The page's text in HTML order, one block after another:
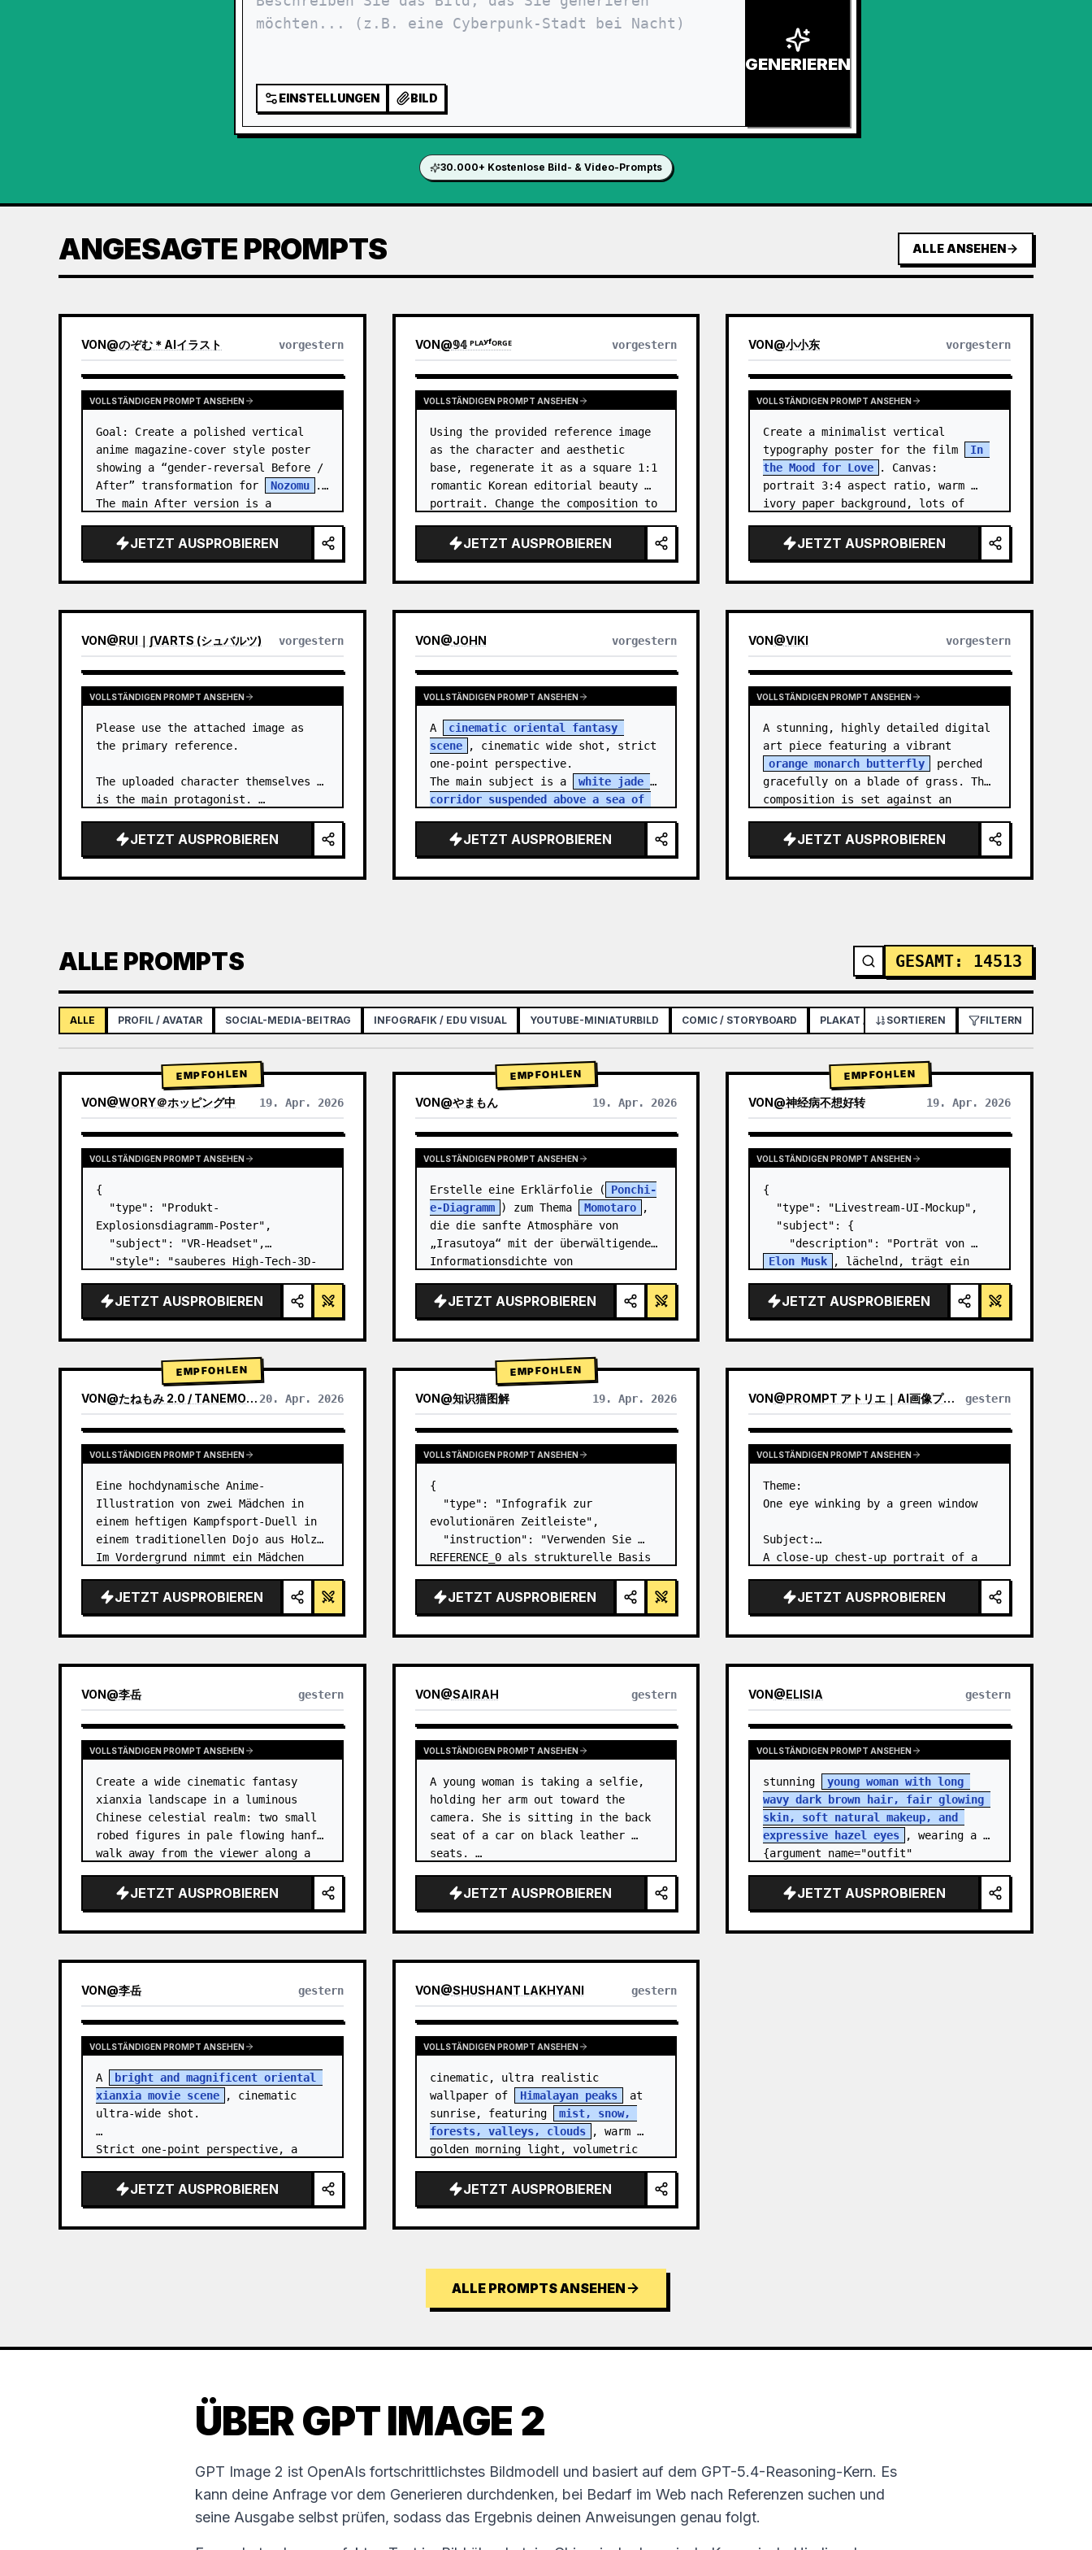
EINSTELLUNGEN BILD
GENERIEREN
30.000+ Kostenlose Bild- & Video-Prompts
ANGESAGTE PROMPTS ALLE ANSEHEN
VON@のぞむ＊AIイラスト vorgestern
VOLLSTÄNDIGEN PROMPT ANSEHEN
Goal: Create a polished vertical
anime magazine-cover style poster
showing a “gender-reversal Before /
After” transformation for
Nozomu
.
The main After version is a
boy who preserves…
JETZT AUSPROBIEREN
VON@𝟡𝟜 ᴾᴸᴬʸᶠᴼᴿᴳᴱ vorgestern
VOLLSTÄNDIGEN PROMPT ANSEHEN
Using the provided reference image
as the character and aesthetic
base, regenerate it as a square 1:1
romantic Korean editorial beauty
portrait. Change the composition to
the subject facing right, eyes
closed, gently smellin…
JETZT AUSPROBIEREN
VON@小小东 vorgestern
VOLLSTÄNDIGEN PROMPT ANSEHEN
Create a minimalist vertical
typography poster for the film
In
the Mood for Love
. Canvas:
portrait 3:4 aspect ratio, warm
ivory paper background, lots of
composition. …
JETZT AUSPROBIEREN
VON@RUI｜∫VARTS (シュバルツ) vorgestern
VOLLSTÄNDIGEN PROMPT ANSEHEN
Please use the attached image as
the primary reference.
The uploaded character themselves
is the main protagonist. …
JETZT AUSPROBIEREN
VON@JOHN vorgestern
VOLLSTÄNDIGEN PROMPT ANSEHEN
A
cinematic oriental fantasy
scene
, cinematic wide shot, strict
one-point perspective.
The main subject is a
white jade
corridor suspended above a sea of
JETZT AUSPROBIEREN
VON@VIKI vorgestern
VOLLSTÄNDIGEN PROMPT ANSEHEN
A stunning, highly detailed digital
orange monarch butterfly
perched
gracefully on a blade of grass. The
composition is set against an
composed of mosa…
JETZT AUSPROBIEREN
ALLE PROMPTS GESAMT: 14513
ALLE PROFIL / AVATAR SOCIAL-MEDIA-BEITRAG INFOGRAFIK / EDU VISUAL YOUTUBE-MINIATURBILD COMIC / STORYBOARD PLAKAT / FLYER APP- / WEBDESIGN
SORTIEREN FILTERN
EMPFOHLEN
VON@WORY＠ホッピング中 19. Apr. 2026
VOLLSTÄNDIGEN PROMPT ANSEHEN
{
  "type": "Produkt-
Explosionsdiagramm-Poster",
  "subject": "VR-Headset",
  "style": "sauberes High-Tech-3D-
leuchtende Akzente",
  "background": "{argument
blauer Verlauf…
JETZT AUSPROBIEREN
EMPFOHLEN
VON@やまもん 19. Apr. 2026
ERGEBNISSE ANDERER MODELLE ANZEIGEN
VOLLSTÄNDIGEN PROMPT ANSEHEN
Erstelle eine Erklärfolie (
Ponchi-
e-Diagramm ) zum Thema Momotaro
,
die die sanfte Atmosphäre von
„Irasutoya“ mit der überwältigenden
Informationsdichte von
JETZT AUSPROBIEREN
EMPFOHLEN
VON@神经病不想好转 19. Apr. 2026
VOLLSTÄNDIGEN PROMPT ANSEHEN
{
  "type": "Livestream-UI-Mockup",
  "subject": {
    "description": "Porträt von
Elon Musk
, lächelnd, trägt ein
technischen Grafik",
    "background": "linke Seite
JETZT AUSPROBIEREN
EMPFOHLEN
VON@たねもみ 2.0 / TANEMOMI VER2.0 20. Apr. 2026
VOLLSTÄNDIGEN PROMPT ANSEHEN
Eine hochdynamische Anime-
Illustration von zwei Mädchen in
einem heftigen Kampfsport-Duell in
einem traditionellen Dojo aus Holz.
Im Vordergrund nimmt ein Mädchen
hair" default="schwarzem Haar in
einem hohen Dutt mit roten Bände…
JETZT AUSPROBIEREN
EMPFOHLEN
VON@知识猫图解 19. Apr. 2026
VOLLSTÄNDIGEN PROMPT ANSEHEN
{
  "type": "Infografik zur
evolutionären Zeitleiste",
  "instruction": "Verwenden Sie
REFERENCE_0 als strukturelle Basis
Vektordesign in eine
hochrealistische 3D-Infografik.
JETZT AUSPROBIEREN
VON@PROMPT アトリエ｜AI画像プロンプト gestern
VOLLSTÄNDIGEN PROMPT ANSEHEN
Theme:
One eye winking by a green window
Subject:
A close-up chest-up portrait of a
trimmed dress
leaning her cheek on
one hand and smiling with one eye
JETZT AUSPROBIEREN
VON@李岳 gestern
VOLLSTÄNDIGEN PROMPT ANSEHEN
Create a wide cinematic fantasy
xianxia landscape in a luminous
Chinese celestial realm: two small
robed figures in pale flowing hanfu
walk away from the viewer along a
enormous ornate palace gate rising
from a mirror-still l…
JETZT AUSPROBIEREN
VON@SAIRAH gestern
VOLLSTÄNDIGEN PROMPT ANSEHEN
A young woman is taking a selfie,
holding her arm out toward the
camera. She is sitting in the back
seat of a car on black leather
seats. …
JETZT AUSPROBIEREN
VON@ELISIA gestern
VOLLSTÄNDIGEN PROMPT ANSEHEN
stunning
young woman with long
wavy dark brown hair, fair glowing
skin, soft natural makeup, and
expressive hazel eyes
, wearing a
{argument name="outfit"
red streetwear outfit consisting of
a…
JETZT AUSPROBIEREN
VON@李岳 gestern
VOLLSTÄNDIGEN PROMPT ANSEHEN
A
bright and magnificent oriental
xianxia movie scene
, cinematic
ultra-wide shot.
Strict one-point perspective, a
light golden jade, passing through
the sea of clouds from the bottom…
JETZT AUSPROBIEREN
VON@SHUSHANT LAKHYANI gestern
VOLLSTÄNDIGEN PROMPT ANSEHEN
cinematic, ultra realistic
wallpaper of
Himalayan peaks
at
sunrise, featuring
mist, snow,
forests, valleys, clouds
, warm
golden morning light, volumetric
JETZT AUSPROBIEREN
ALLE PROMPTS ANSEHEN
ÜBER GPT IMAGE 2
GPT Image 2 ist OpenAIs fortschrittlichstes Bildmodell und basiert auf dem GPT-5.4-Reasoning-Kern. Es
kann deine Anfrage vor dem Generieren durchdenken, bei Bedarf im Web nach Referenzen suchen und
seine Ausgabe selbst prüfen, sodass das Ergebnis deinen Anweisungen genau folgt.